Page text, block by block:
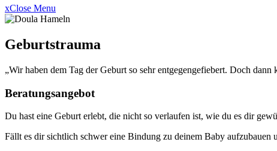
xClose Menu
Geburtstrauma
„Wir haben dem Tag der Geburt so sehr entgegengefiebert. Doch
Beratungsangebot
Du hast eine Geburt erlebt, die nicht so verlaufen ist, wie du es dir
Fällt es dir sichtlich schwer eine Bindung zu deinem Baby aufzubauen